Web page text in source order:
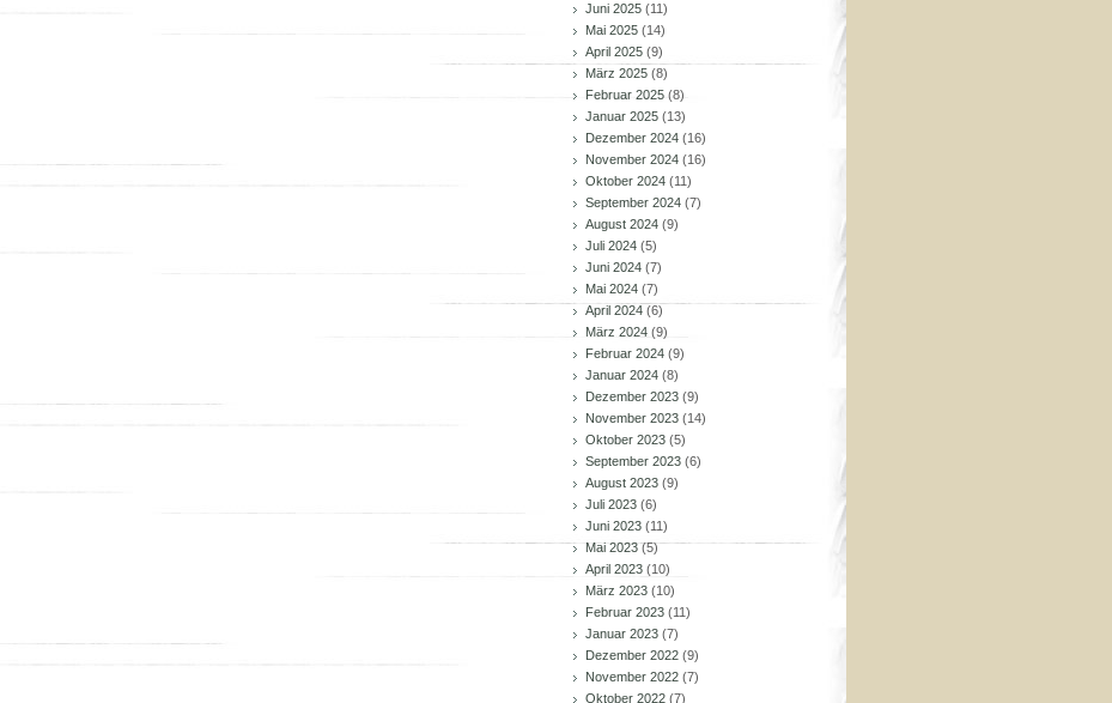
Juni 2025 (11)
Mai 2025 (14)
April 2025 (9)
März 2025 (8)
Februar 2025 (8)
Januar 2025 (13)
Dezember 2024 (16)
November 2024 (16)
Oktober 2024 (11)
September 2024 (7)
August 2024 (9)
Juli 2024 (5)
Juni 2024 (7)
Mai 2024 (7)
April 2024 (6)
März 2024 (9)
Februar 2024 (9)
Januar 2024 (8)
Dezember 2023 (9)
November 2023 (14)
Oktober 2023 (5)
September 2023 (6)
August 2023 (9)
Juli 2023 (6)
Juni 2023 (11)
Mai 2023(5)
April 2023 (10)
März 2023 (10)
Februar 2023 (11)
Januar 2023 (7)
Dezember 2022 (9)
November 2022 (7)
Oktober 2022 (7)